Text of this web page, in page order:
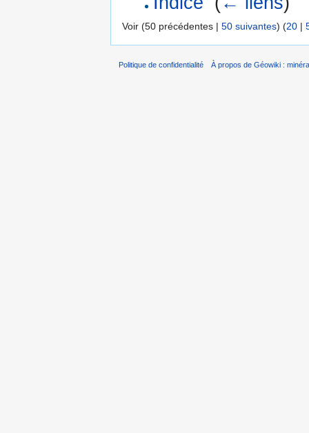
Voir (50 précédentes | 50 suivantes) (20 |
Politique de confidentialité À propos de Géowiki :